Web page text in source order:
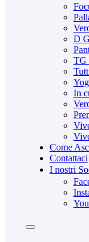
D
TG
In
Come
Contattaci
I nostri